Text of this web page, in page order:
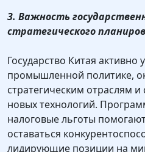
3. Важность
стратегического
Государство Китая активно
промышленной политике,
стратегическим отраслям
новых технологий.
налоговые льготы
оставаться
лидирующие позиции на